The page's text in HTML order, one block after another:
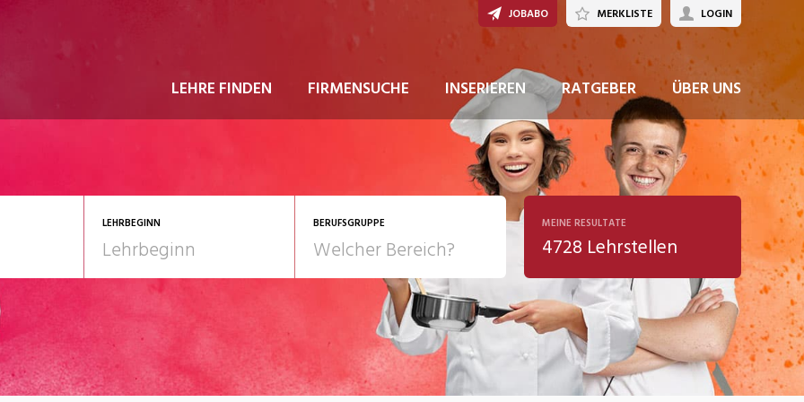
LEHRE FINDEN FIRMENSUCHE INSERIEREN RATGEBER ÜBER UNS
JOBABO MERKLISTE LOGIN
LEHRBEGINN BERUFSGRUPPE
Gesundheit/Pflege/Soziales
Telco
Kultur
MEINE RESULTATE
4728 Lehrstellen
JETZT BEWERBEN